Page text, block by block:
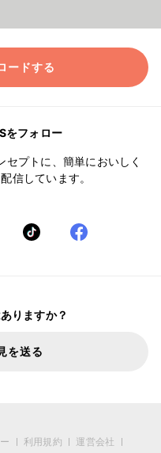
ードする
をフォロー
セプトに、簡単においしく
信しています。
りますか？
を送る
利用規約
運営会社